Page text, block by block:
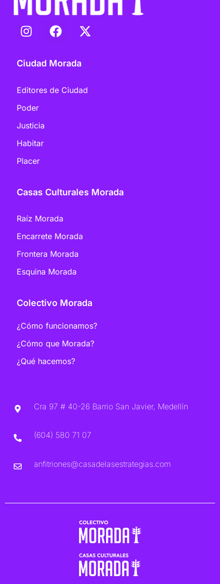
Ciudad Morada
Editores de Ciudad
Poder
Justicia
Habitar
Placer
Casas Culturales Morada
Raíz Morada
Encarrete Morada
Frontera Morada
Esquina Morada
Colectivo Morada
¿Cómo funcionamos?
¿Cómo que Morada?
¿Qué hacemos?
Cra 97 # 40-26 Barrio San Javier, Medellín
(604) 580 71 07
anfitriones@casadelasestrategias.com